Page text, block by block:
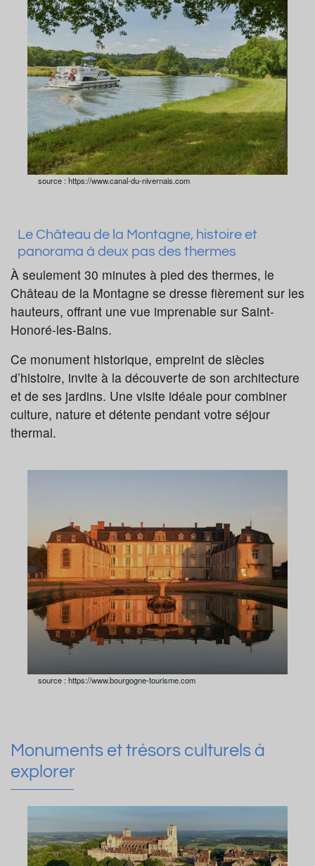
source : https://www.canal-du-nivernais.com
Le Château de la Montagne, histoire et
panorama à deux pas des thermes
À seulement 30 minutes à pied des thermes, le
Château de la Montagne se dresse fièrement sur les
hauteurs, offrant une vue imprenable sur Saint-
Honoré-les-Bains.
Ce monument historique, empreint de siècles
d’histoire, invite à la découverte de son architecture
et de ses jardins. Une visite idéale pour combiner
culture, nature et détente pendant votre séjour
thermal.
source : https://www.bourgogne-tourisme.com
Monuments et trésors culturels à
explorer